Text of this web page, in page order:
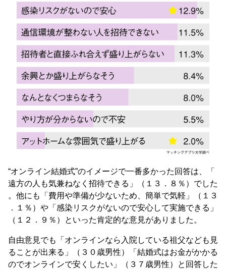
“オンライン結婚式”のイメージで一番多かった回答は、「
遠方の人も気兼ねなく招待できる」（１３．８％）でした
。他にも「費用や準備が少ないため、簡単で気軽」（１３
．１％）や「感染リスクがないので安心して実施できる」
（１２．９％）といった肯定的な意見がありました。
自由意見でも「オンラインなら入院している祖父なども見
ることが出来る」（３０歳男性）「結婚式はお金がかかる
のでオンラインで安くしたい」（３７歳男性）と回答した